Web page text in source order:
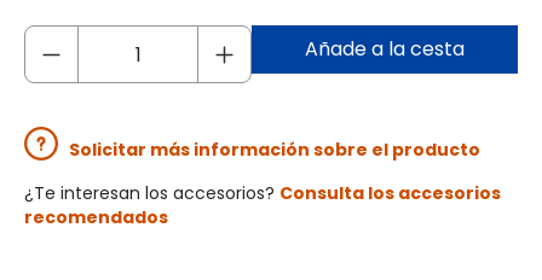
Añade a la cesta
Solicitar más información sobre el producto
¿Te interesan los accesorios? Consulta los accesorios
recomendados